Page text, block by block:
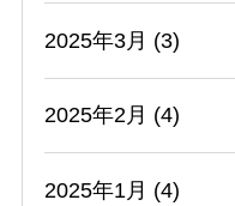
2025年3月 (3)
2025年2月 (4)
2025年1月 (4)